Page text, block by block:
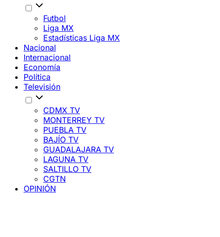
Futbol
Liga MX
Estadísticas Liga MX
Nacional
Internacional
Economía
Política
Televisión
CDMX TV
MONTERREY TV
PUEBLA TV
BAJÍO TV
GUADALAJARA TV
LAGUNA TV
SALTILLO TV
CGTN
OPINIÓN